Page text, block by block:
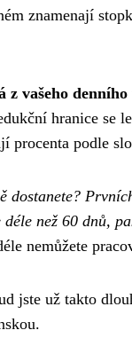
znamenají
z vašeho
hranice se
procenta podle
než 60 dnů,
nemůžete
jste už takto